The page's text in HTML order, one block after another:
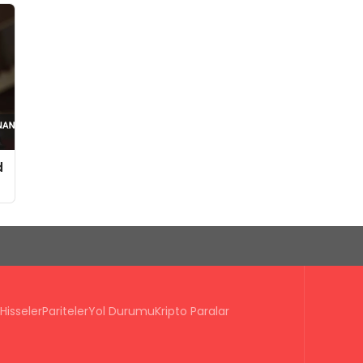
HisselerParitelerYol DurumuKripto Paralar